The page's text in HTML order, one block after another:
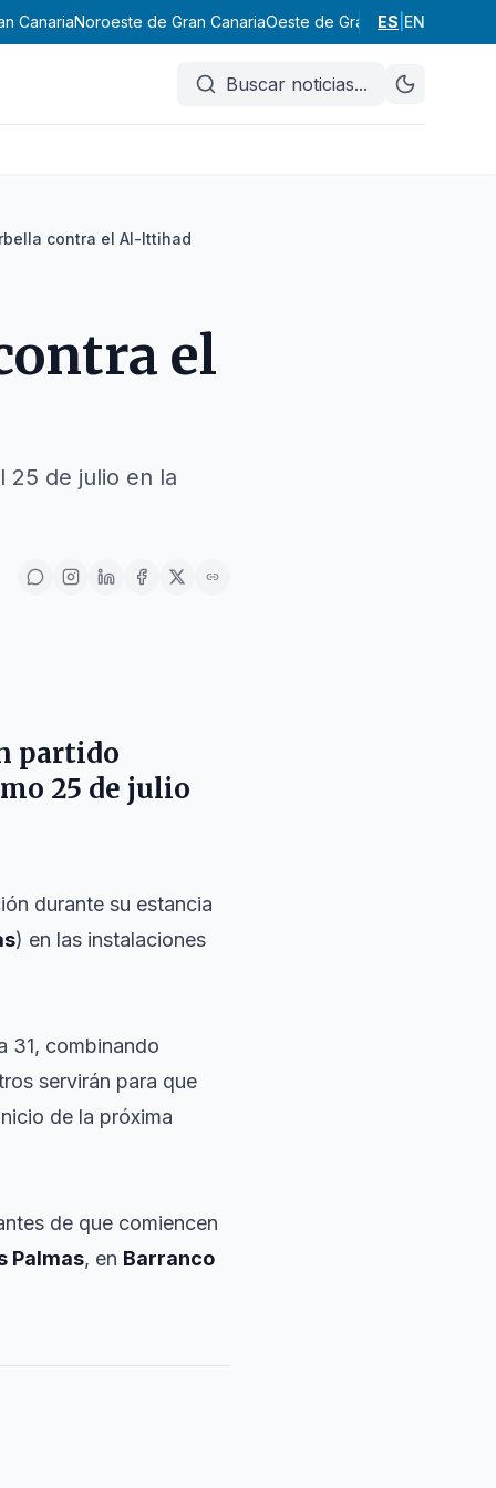
CanariaNoroeste de Gran CanariaOeste de Gran Canaria
ES EN
Buscar noticias...
contra el Al-Ittihad
el
25 de julio en la
partido
25 de julio
durante su estancia
) en las instalaciones
31, combinando
servirán para que
de la próxima
de que comiencen
Palmas, en Barranco